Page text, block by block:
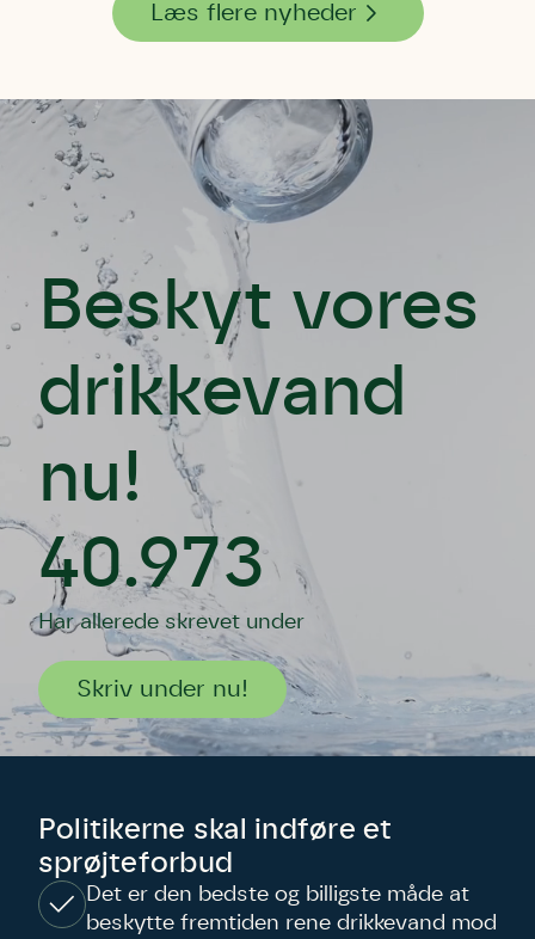
Læs flere nyheder
Beskyt vores
drikkevand
nu!
40.973
Har allerede skrevet under
Skriv under nu!
Politikerne skal indføre et
sprøjteforbud
Det er den bedste og billigste måde at
beskytte fremtiden rene drikkevand mod